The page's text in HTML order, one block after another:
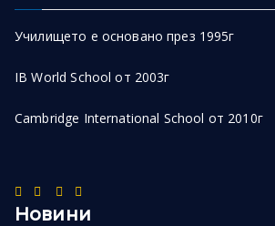
Училището е основано през 1995г
IB World School от 2003г
Cambridge International School от 2010г
Новини